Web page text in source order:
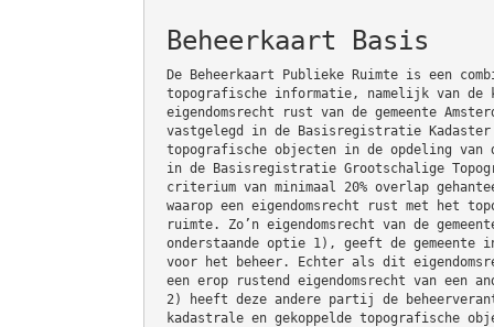
Beheerkaart Basis
De Beheerkaart Publieke Ruimte is een
topografische informatie, namelijk van de
eigendomsrecht rust van de gemeente
vastgelegd in de Basisregistratie Kadaster
topografische objecten in de opdeling van
in de Basisregistratie Grootschalige
criterium van minimaal 20% overlap
waarop een eigendomsrecht rust met het
ruimte. Zo’n eigendomsrecht van de
onderstaande optie 1), geeft de
voor het beheer. Echter als dit
een erop rustend eigendomsrecht van een
2) heeft deze andere partij de
kadastrale en gekoppelde topografische